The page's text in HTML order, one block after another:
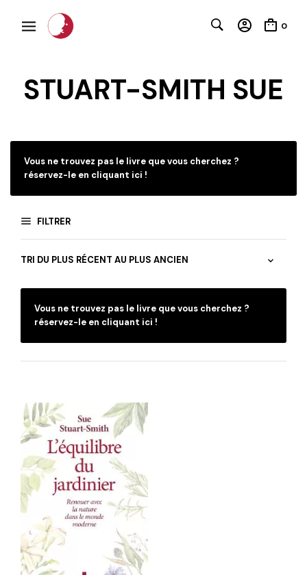
0
STUART-SMITH SUE
Vous ne trouvez pas le livre que vous cherchez ?
réservez-le en cliquant ici !
FILTRER
Vous ne trouvez pas le livre que vous cherchez ?
réservez-le en cliquant ici !